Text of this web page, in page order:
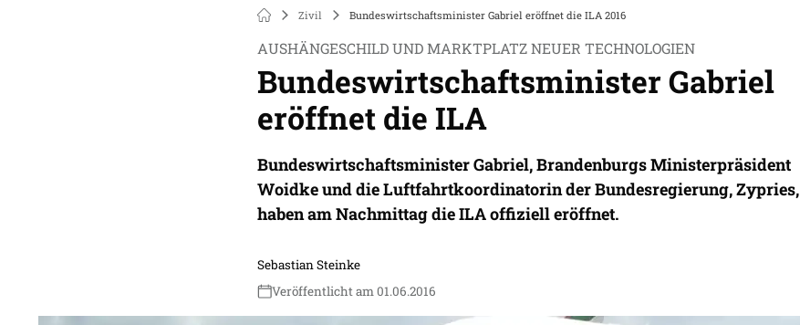
Zivil Bundeswirtschaftsminister Gabriel eröffnet die ILA 2016
AUSHÄNGESCHILD UND MARKTPLATZ NEUER TECHNOLOGIEN
Bundeswirtschaftsminister Gabriel
eröffnet die ILA
Bundeswirtschaftsminister Gabriel, Brandenburgs Ministerpräsident
Woidke und die Luftfahrtkoordinatorin der Bundesregierung, Zypries,
haben am Nachmittag die ILA offiziell eröffnet.
Sebastian Steinke
Veröffentlicht am 01.06.2016